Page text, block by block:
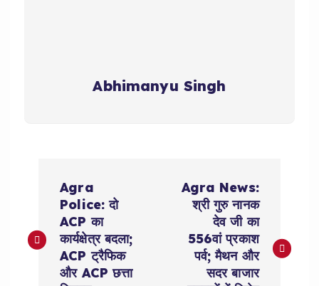
Abhimanyu Singh
s
Agra
Police: दो
ACP का
कार्यक्षेत्र बदला;
ACP ट्रैफिक
और ACP छत्ता
Agra News:
श्री गुरु नानक
देव जी का
556वां प्रकाश
पर्व; मैथन और
सदर बाजार